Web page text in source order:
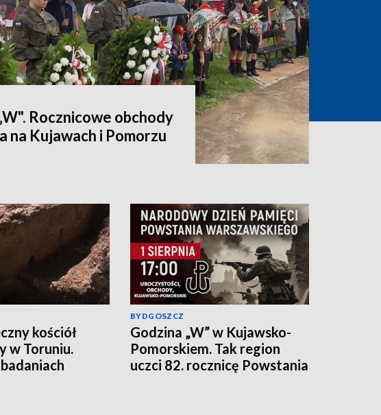
Rocznicowe obchody
na Kujawach i Pomorzu
kościół
w Toruniu.
BYDGOSZCZ
Godzina „W” w Kujawsko-
Pomorskiem. Tak region
uczci 82. rocznicę Powstania